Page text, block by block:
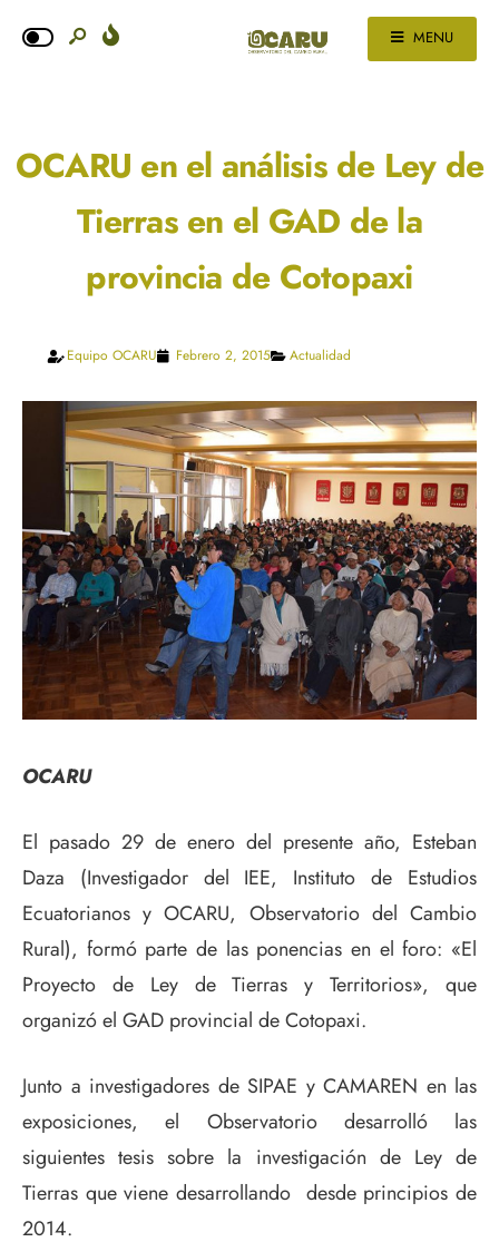
MENU
OCARU en el análisis de Ley de
Tierras en el GAD de la
provincia de Cotopaxi
Equipo OCARU Febrero 2, 2015 Actualidad
OCARU
El pasado 29 de enero del presente año, Esteban
Daza (Investigador del IEE, Instituto de Estudios
Ecuatorianos y OCARU, Observatorio del Cambio
Rural), formó parte de las ponencias en el foro: «El
Proyecto de Ley de Tierras y Territorios», que
organizó el GAD provincial de Cotopaxi.
Junto a investigadores de SIPAE y CAMAREN en las
exposiciones, el Observatorio desarrolló las
siguientes tesis sobre la investigación de Ley de
Tierras que viene desarrollando desde principios de
2014.